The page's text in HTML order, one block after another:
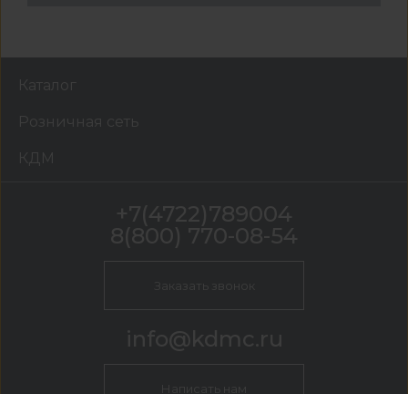
Каталог
Розничная сеть
КДМ
+7(4722)789004
8(800) 770-08-54
Заказать звонок
info@kdmc.ru
Написать нам